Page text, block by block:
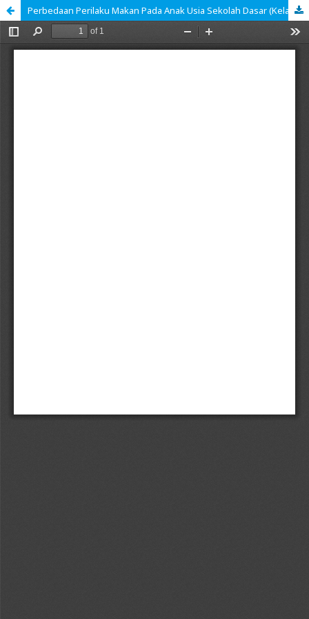
Perbedaan Perilaku Makan Pada Anak Usia Sekolah Dasar (Kelas Rendah Dan Kelas Tinggi; Mana Yang Lebih Baik?)